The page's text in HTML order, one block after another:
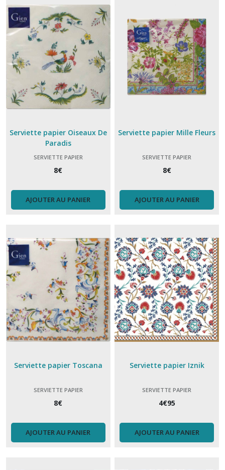
Serviette papier Oiseaux De
Paradis
SERVIETTE PAPIER
8€
AJOUTER AU PANIER
Serviette papier Mille Fleurs
SERVIETTE PAPIER
8€
AJOUTER AU PANIER
Serviette papier Toscana
SERVIETTE PAPIER
8€
AJOUTER AU PANIER
Serviette papier Iznik
SERVIETTE PAPIER
4€95
AJOUTER AU PANIER
bol
soupe
(4)
Bouteille
isotherme
Coquetier
hermetiques
Déjeuner
(6)
dessous
de
verre
(2)
de
manique
(6)